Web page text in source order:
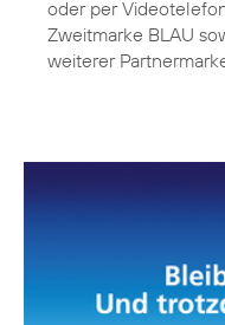
oder per
Zweitmarke BLAU